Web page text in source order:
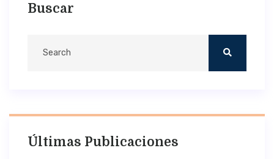
Buscar
Últimas Publicaciones